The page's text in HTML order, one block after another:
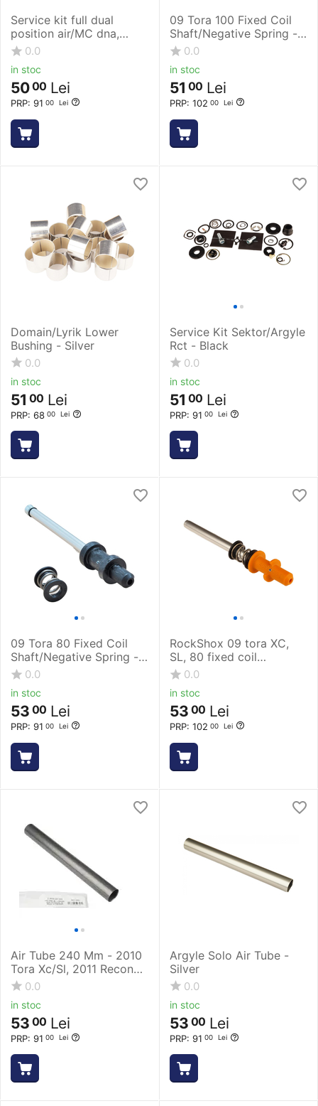
Service kit full dual
position air/MC dna,
2012 revelation
0.0
in stoc
PRP: 91 00 Lei
5000 Lei
09 Tora 100 Fixed Coil
Shaft/Negative Spring -
Silver-Black
0.0
in stoc
PRP: 102 00 Lei
51 00 Lei
Domain/Lyrik Lower
Bushing - Silver
0.0
in stoc
PRP: 68 00 Lei
51 00 Lei
Service Kit Sektor/Argyle
Rct - Black
0.0
in stoc
PRP: 91 00 Lei
51 00 Lei
09 Tora 80 Fixed Coil
Shaft/Negative Spring -
Silver-Black
0.0
in stoc
PRP: 91 00 Lei
53 00 Lei
RockShox 09 tora XC,
SL, 80 fixed coil
shaft/negative spring
0.0
in stoc
PRP: 102 00 Lei
53 00 Lei
Air Tube 240 Mm - 2010
Tora Xc/Sl, 2011 Recon
Solo Air - Silver
0.0
in stoc
PRP: 91 00 Lei
53 00 Lei
Argyle Solo Air Tube -
Silver
0.0
in stoc
PRP: 91 00 Lei
53 00 Lei